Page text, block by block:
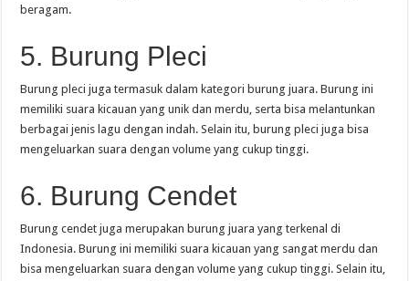
beragam.
5. Burung Pleci
Burung pleci juga termasuk dalam kategori burung juara. Burung ini
memiliki suara kicauan yang unik dan merdu, serta bisa melantunkan
berbagai jenis lagu dengan indah. Selain itu, burung pleci juga bisa
mengeluarkan suara dengan volume yang cukup tinggi.
6. Burung Cendet
Burung cendet juga merupakan burung juara yang terkenal di
Indonesia. Burung ini memiliki suara kicauan yang sangat merdu dan
bisa mengeluarkan suara dengan volume yang cukup tinggi. Selain itu,